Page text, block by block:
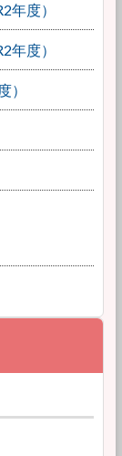
年度）
年度）
）